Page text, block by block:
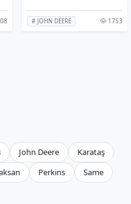
# JOHN DEERE 1753
John Deere
Karataş
Perkins
Same